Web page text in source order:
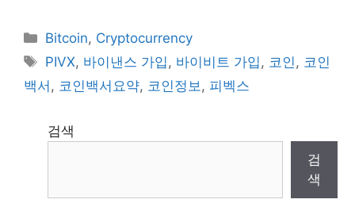
Categories
Bitcoin, Cryptocurrency
Tags
PIVX, 바이낸스 가입 , 바이비트 가입 , 코인 , 코인
백서 , 코인백서요약, 코인정보 , 피벡스
검색
검
색